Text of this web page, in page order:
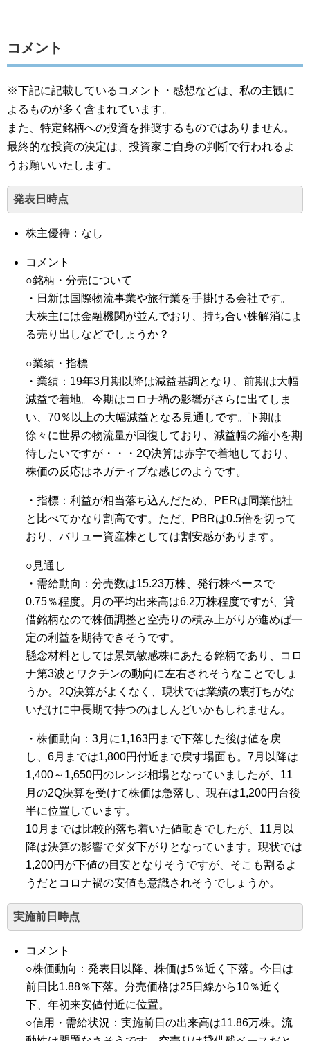
コメント
※下記に記載しているコメント・感想などは、私の主観に
よるものが多く含まれています。
また、特定銘柄への投資を推奨するものではありません。
最終的な投資の決定は、投資家ご自身の判断で行われるよ
うお願いいたします。
発表日時点
株主優待：なし
コメント
○銘柄・分売について
・日新は国際物流事業や旅行業を手掛ける会社です。
大株主には金融機関が並んでおり、持ち合い株解消によ
る売り出しなどでしょうか？
○業績・指標
・業績：19年3月期以降は減益基調となり、前期は大幅
減益で着地。今期はコロナ禍の影響がさらに出てしま
い、70％以上の大幅減益となる見通しです。下期は
徐々に世界の物流量が回復しており、減益幅の縮小を期
待したいですが・・・2Q決算は赤字で着地しており、
株価の反応はネガティブな感じのようです。
・指標：利益が相当落ち込んだため、PERは同業他社
と比べてかなり割高です。ただ、PBRは0.5倍を切って
おり、バリュー資産株としては割安感があります。
○見通し
・需給動向：分売数は15.23万株、発行株ベースで
0.75％程度。月の平均出来高は6.2万株程度ですが、貸
借銘柄なので株価調整と空売りの積み上がりが進めば一
定の利益を期待できそうです。
懸念材料としては景気敏感株にあたる銘柄であり、コロ
ナ第3波とワクチンの動向に左右されそうなことでしょ
うか。2Q決算がよくなく、現状では業績の裏打ちがな
いだけに中長期で持つのはしんどいかもしれません。
・株価動向：3月に1,163円まで下落した後は値を戻
し、6月までは1,800円付近まで戻す場面も。7月以降は
1,400～1,650円のレンジ相場となっていましたが、11
月の2Q決算を受けて株価は急落し、現在は1,200円台後
半に位置しています。
10月までは比較的落ち着いた値動きでしたが、11月以
降は決算の影響でダダ下がりとなっています。現状では
1,200円が下値の目安となりそうですが、そこも割るよ
うだとコロナ禍の安値も意識されそうでしょうか。
実施前日時点
コメント
○株価動向：発表日以降、株価は5％近く下落。今日は
前日比1.88％下落。分売価格は25日線から10％近く
下、年初来安値付近に位置。
○信用・需給状況：実施前日の出来高は11.86万株。流